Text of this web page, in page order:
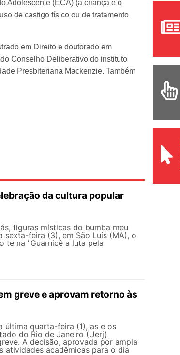
Adolescente (ECA) (a criança e o
de castigo físico ou de tratamento
em Direito e doutorado em
Conselho Deliberativo do instituto
Presbiteriana Mackenzie. Também
da cultura popular
figuras místicas do bumba meu
sexta-feira (3), em São Luís (MA), o
tema "Guarnicê a luta pela
greve e aprovam retorno às
última quarta-feira (1), as e os
do Rio de Janeiro (Uerj)
A decisão, aprovada por ampla
atividades acadêmicas para o dia